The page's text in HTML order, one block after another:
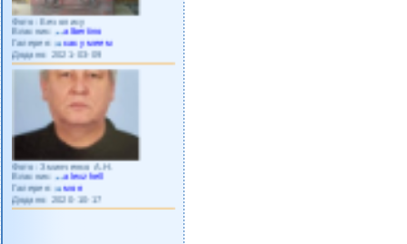
Фото: Без опису
Власник:
albertino
Галерея:
как умеем
Додано: 2021-03-09
Фото: Зминченко А.Н.
Власник:
alexzhell
Галерея:
моя
Додано: 2020-10-17